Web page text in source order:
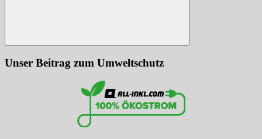
Suchen
Unser Beitrag zum Umweltschutz